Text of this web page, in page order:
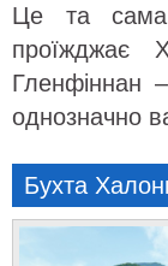
Це та сама
проїжджає
Гленфіннан
однозначно
Бухта